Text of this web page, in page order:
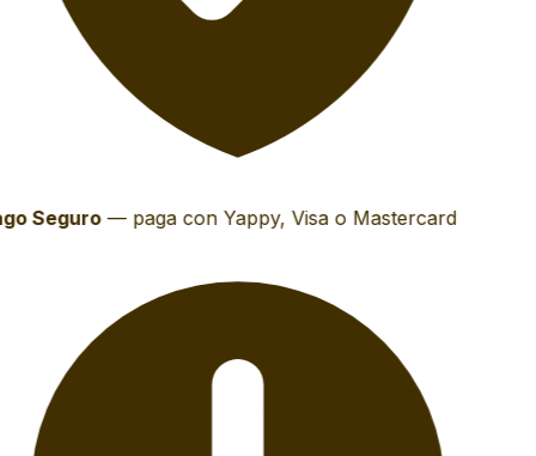
Seguro—paga con Yappy, Visa o Mastercard